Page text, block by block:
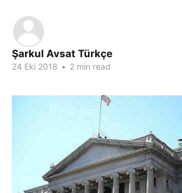
Şarkul Avsat Türkçe
24 Eki 2018 • 2 min read